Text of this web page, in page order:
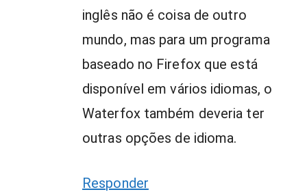
inglês não é coisa de outro
mundo, mas para um programa
baseado no Firefox que está
disponível em vários idiomas, o
Waterfox também deveria ter
outras opções de idioma.
Responder